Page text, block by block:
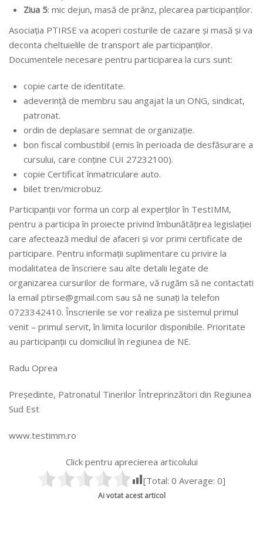
Ziua 5: mic dejun, masă de prânz, plecarea participanților.
Asociația PTIRSE va acoperi costurile de cazare și masă și va
deconta cheltuielile de transport ale participanților.
Documentele necesare pentru participarea la curs sunt:
copie carte de identitate.
adeverință de membru sau angajat la un ONG, sindicat,
patronat.
ordin de deplasare semnat de organizație.
bon fiscal combustibil (emis în perioada de desfăsurare a
cursului, care conține CUI 27232100).
copie Certificat înmatriculare auto.
bilet tren/microbuz.
Participanții vor forma un corp al experților în TestIMM,
pentru a participa în proiecte privind îmbunătățirea legislației
care afectează mediul de afaceri și vor primi certificate de
participare. Pentru informații suplimentare cu privire la
modalitatea de înscriere sau alte detalii legate de
organizarea cursurilor de formare, vă rugăm să ne contactati
la email ptirse@gmail.com sau să ne sunați la telefon
0723342410. Înscrierile se vor realiza pe sistemul primul
venit – primul servit, în limita locurilor disponibile. Prioritate
au participanții cu domiciliul în regiunea de NE.
Radu Oprea
Președinte, Patronatul Tinerilor Întreprinzători din Regiunea
Sud Est
www.testimm.ro
Click pentru aprecierea articolului
[Total: 0 Average: 0]
Ai votat acest articol